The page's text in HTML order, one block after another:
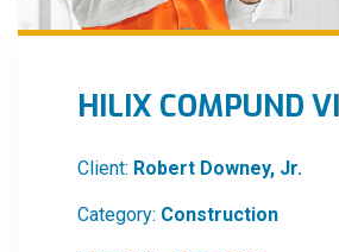
HILIX COMPUND
Client: Robert Downey, Jr.
Category: Construction